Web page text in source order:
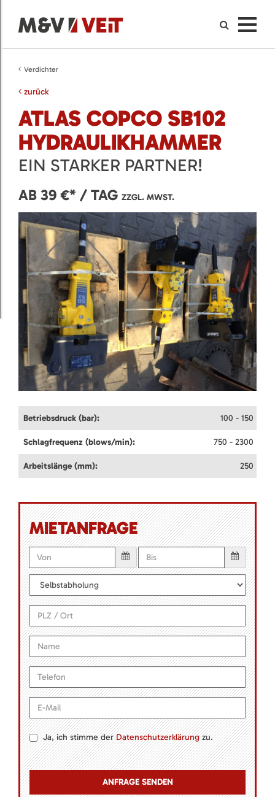
Verdichter
zurück
ATLAS COPCO SB102
HYDRAULIKHAMMER
EIN STARKER PARTNER!
AB 39 €* / TAG ZZGL. MWST.
Betriebsdruck (bar): 100 - 150
Schlagfrequenz (blows/min): 750 - 2300
Arbeitslänge (mm): 250
MIETANFRAGE
Ja, ich stimme derDatenschutzerklärungzu.